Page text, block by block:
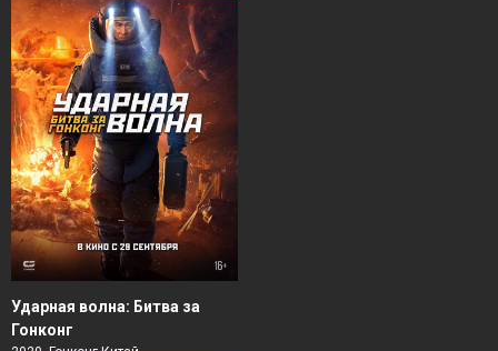
Ударная волна: Битва за
Гонконг